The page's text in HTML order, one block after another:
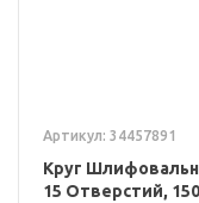
Артикул: 34457891
Круг
15 Отверстий,